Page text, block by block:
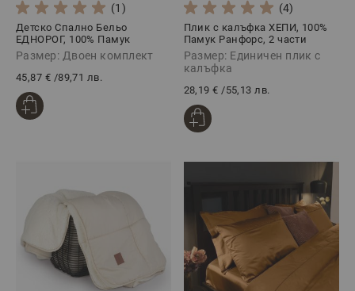
(1)
Детско Спално Бельо
ЕДНОРОГ, 100% Памук
Ранфорс, 4 части
Размер: Двоен комплект
45,87 € /89,71 лв.
(4)
Плик с калъфка ХЕПИ, 100%
Памук Ранфорс, 2 части
Размер: Единичен плик с
калъфка
28,19 € /55,13 лв.